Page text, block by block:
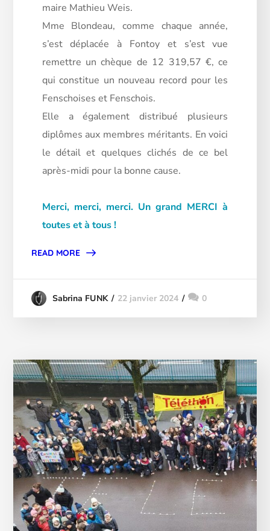
maire Mathieu Weis.
Mme Blondeau, comme chaque année,
s’est déplacée à Fontoy et s’est vue
remettre un chèque de 12 319,57 €, ce
qui constitue un nouveau record pour les
Fenschoises et Fenschois.
Elle a également distribué plusieurs
diplômes aux membres méritants. En voici
le détail et quelques clichés de ce bel
après-midi pour la bonne cause.
Merci, merci, merci. Un grand MERCI à
toutes et à tous !
READ MORE
Sabrina FUNK 22 janvier 2024 0